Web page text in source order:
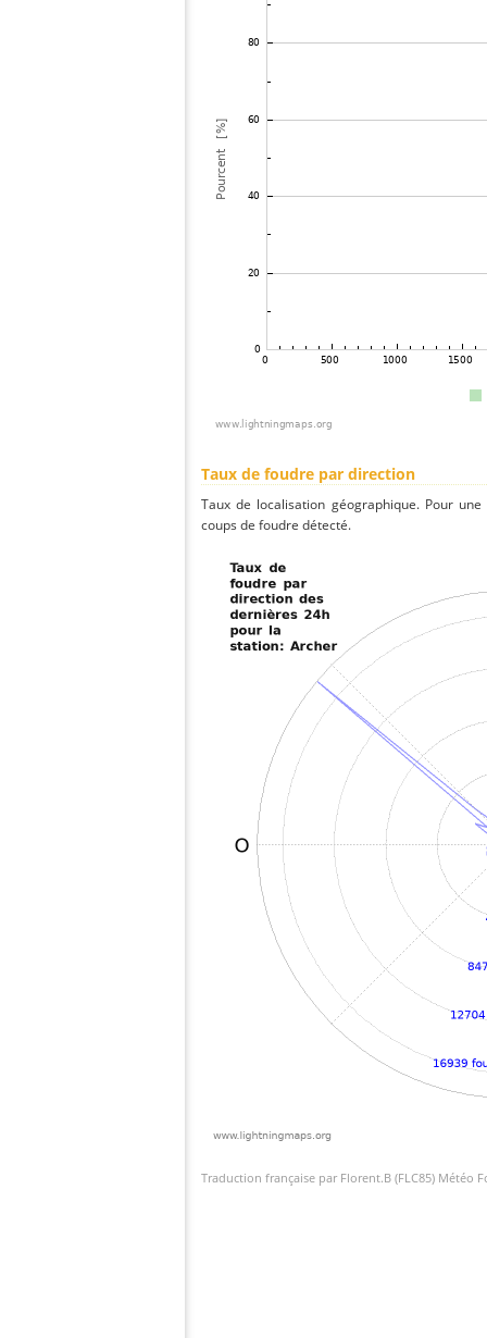
Taux de foudre par direction
Taux de localisation géographique. Pour
coups de foudre détecté.
Traduction française par Florent.B (FLC85) Météo